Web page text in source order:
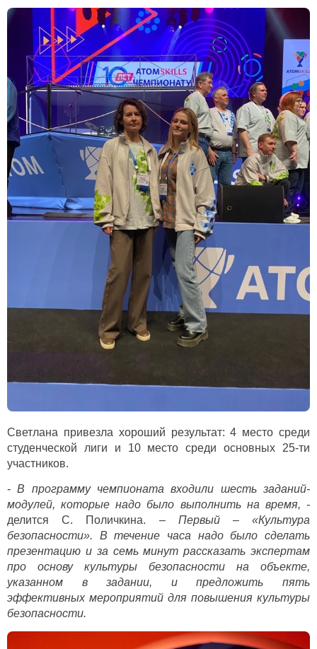
Светлана привезла хороший результат: 4 место среди
студенческой лиги и 10 место среди основных 25-ти
участников.
- В программу чемпионата входили шесть заданий-
модулей, которые надо было выполнить на время, -
делится С. Поличкина. – Первый – «Культура
безопасности». В течение часа надо было сделать
презентацию и за семь минут рассказать экспертам
про основу культуры безопасности на объекте,
указанном в задании, и предложить пять
эффективных мероприятий для повышения культуры
безопасности.